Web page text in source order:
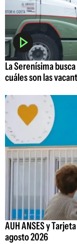
La Serenísima
cuáles son las
AUH ANSES y
agosto 2026